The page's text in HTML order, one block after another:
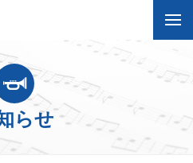
らせ